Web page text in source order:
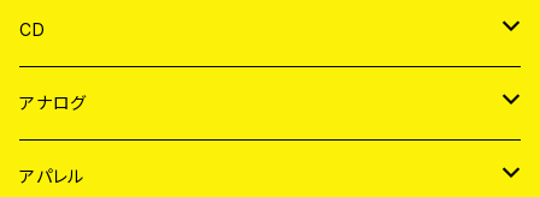
CD
JAPAN
WORLD
アナログ
JAPAN
アパレル